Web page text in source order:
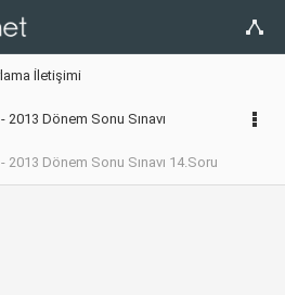
İletişimi
Dönem Sonu Sınavı
2013 Dönem Sonu Sınavı 14.Soru